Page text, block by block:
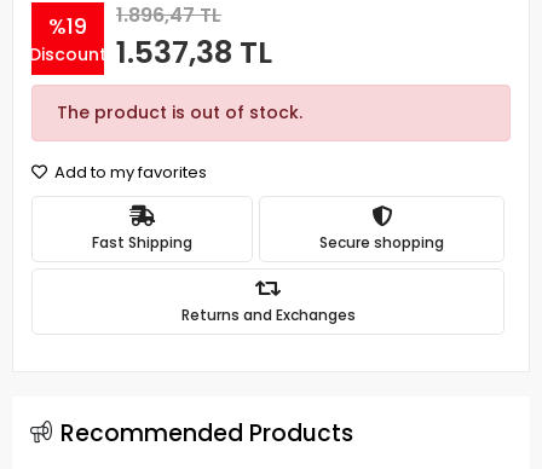
%19
Discount
1.896,47 TL
1.537,38 TL
The product is out of stock.
Add to my favorites
Fast Shipping Secure shopping
Returns and Exchanges
Recommended Products